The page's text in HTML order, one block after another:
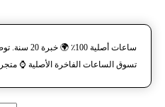
ساعات أصلية 100٪ 🌍 خبرة 20 سنة. توصيل مجاني داخل الإمارات.
تسوق الساعات الفاخرة الأصلية ⌚️